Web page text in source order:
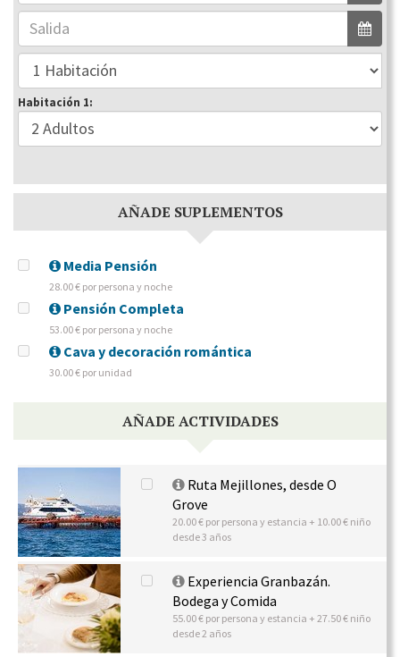
Habitación 1:
AÑADE SUPLEMENTOS
Media Pensión
28.00 € por persona y noche
Pensión Completa
53.00 € por persona y noche
Cava y decoración romántica
30.00 € por unidad
AÑADE ACTIVIDADES
Ruta Mejillones, desde O
Grove
20.00 € por persona y estancia + 10.00 € niño
desde 3 años
Experiencia Granbazán.
Bodega y Comida
55.00 € por persona y estancia + 27.50 € niño
desde 2 años